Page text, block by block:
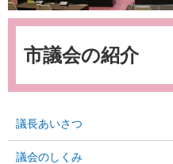
本
市議会の紹介
議長あいさつ
議会のしくみ